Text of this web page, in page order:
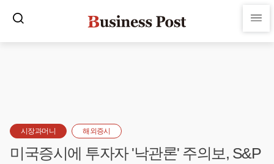
시장과머니 해외증시
미국증시에 투자자 '낙관론' 주의보, S&P